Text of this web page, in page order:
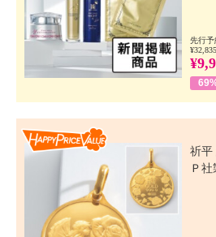
先行
¥32,835
祈
Ｐ社